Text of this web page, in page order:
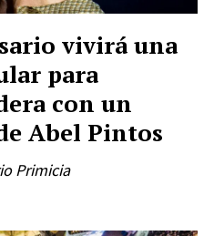
vivirá una
para
con un
Abel Pintos
Primicia